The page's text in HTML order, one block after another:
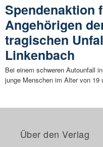
Spendenaktion
Angehörigen
tragischen
Linkenbach
Bei einem schweren Autounfall
junge Menschen im Alter von 19
Über den Verlag